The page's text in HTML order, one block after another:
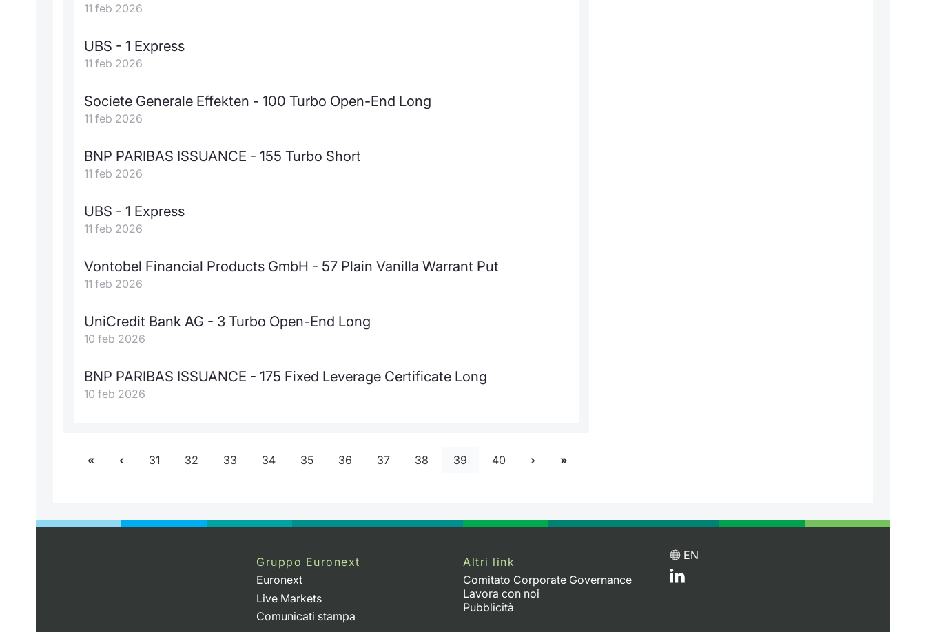
11 feb 2026
UBS - 1 Express
11 feb 2026
Societe Generale Effekten - 100 Turbo Open-End Long
11 feb 2026
BNP PARIBAS ISSUANCE - 155 Turbo Short
11 feb 2026
UBS - 1 Express
11 feb 2026
Vontobel Financial Products GmbH - 57 Plain Vanilla Warrant Put
11 feb 2026
UniCredit Bank AG - 3 Turbo Open-End Long
10 feb 2026
BNP PARIBAS ISSUANCE - 175 Fixed Leverage Certificate Long
10 feb 2026
31 32 33 34 35 36 37 38 39 40
Gruppo Euronext
Euronext
Live Markets
Comunicati stampa
Altri link
Comitato Corporate Governance
Lavora con noi
Pubblicità
EN